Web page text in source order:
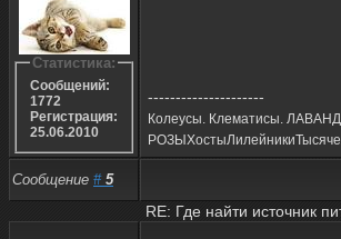
Статистика:
Сообщений:
1772
Регистрация:
25.06.2010
---------------------
Колеусы. Клематисы.
Сообщение # 5
RE: Где найти источник